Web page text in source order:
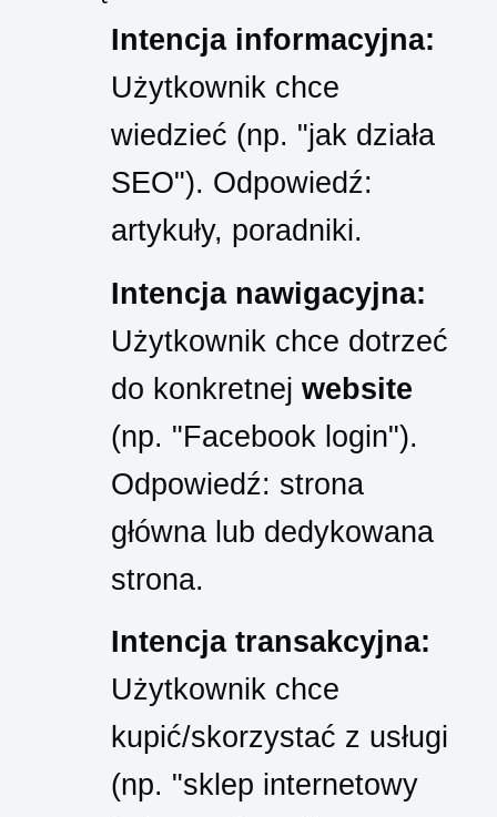
Intencja informacyjna:
Użytkownik chce
wiedzieć (np. "jak działa
SEO"). Odpowiedź:
artykuły, poradniki.
Intencja nawigacyjna:
Użytkownik chce dotrzeć
do konkretnej website
(np. "Facebook login").
Odpowiedź: strona
główna lub dedykowana
strona.
Intencja transakcyjna:
Użytkownik chce
kupić/skorzystać z usługi
(np. "sklep internetowy